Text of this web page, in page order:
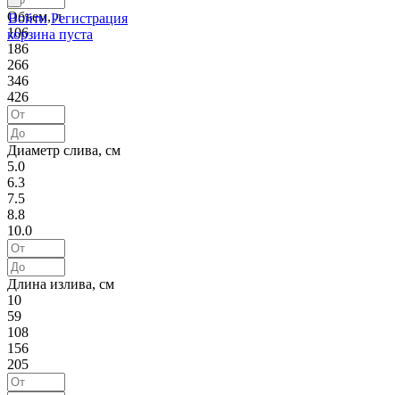
Войти Регистрация
корзина пуста
Объем, л
106
186
266
346
426
Диаметр слива, см
5.0
6.3
7.5
8.8
10.0
Длина излива, см
10
59
108
156
205